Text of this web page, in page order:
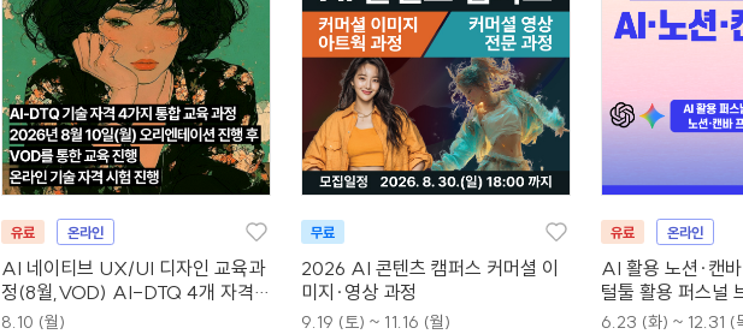
유료 온라인
AI 네이티브 UX/UI 디자인 교육과
정(8월,VOD) AI-DTQ 4개 자격증
동시취득
8.10 (월)
무료
2026 AI 콘텐츠 캠퍼스 커머셜 이
미지·영상 과정
9.19 (토) ~ 11.16 (월)
유료 온라인
AI 활용 노션·캔
털툴 활용 퍼스널
6.23 (화) ~ 12.31 (